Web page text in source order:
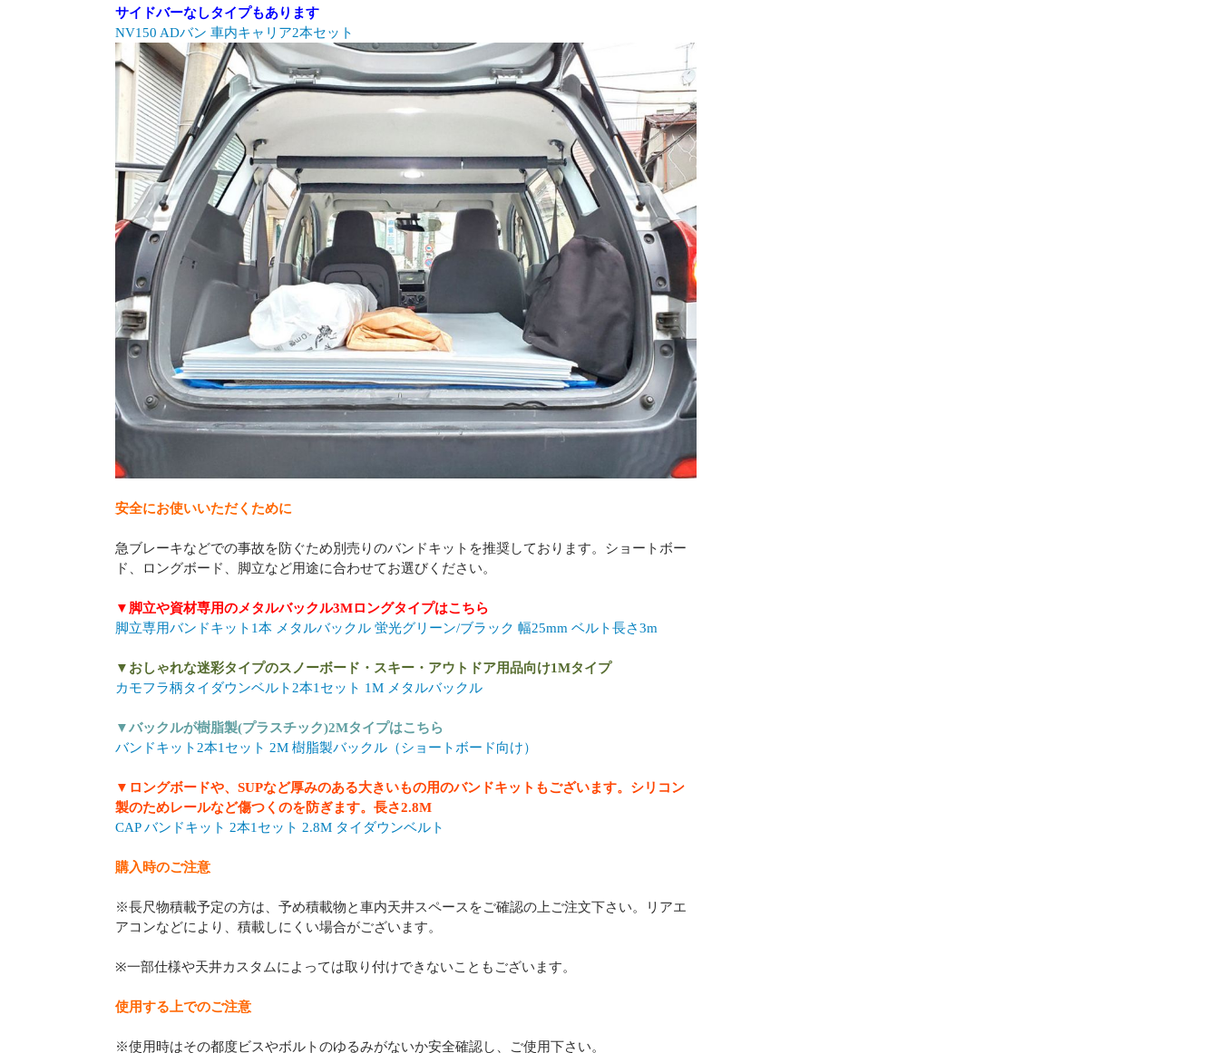
サイドバーなしタイプもあります
NV150 ADバン 車内キャリア2本セット
安全にお使いいただくために
急ブレーキなどでの事故を防ぐため別売りのバンドキットを推奨しております。ショートボー
ド、ロングボード、脚立など用途に合わせてお選びください。
▼脚立や資材専用のメタルバックル3Mロングタイプはこちら
脚立専用バンドキット1本 メタルバックル 蛍光グリーン/ブラック 幅25mm ベルト長さ3m
▼おしゃれな迷彩タイプのスノーボード・スキー・アウトドア用品向け1Mタイプ
カモフラ柄タイダウンベルト2本1セット 1M メタルバックル
▼バックルが樹脂製(プラスチック)2Mタイプはこちら
バンドキット2本1セット 2M 樹脂製バックル（ショートボード向け）
▼ロングボードや、SUPなど厚みのある大きいもの用のバンドキットもございます。シリコン
製のためレールなど傷つくのを防ぎます。長さ2.8M
CAP バンドキット 2本1セット 2.8M タイダウンベルト
購入時のご注意
※長尺物積載予定の方は、予め積載物と車内天井スペースをご確認の上ご注文下さい。リアエ
アコンなどにより、積載しにくい場合がございます。
※一部仕様や天井カスタムによっては取り付けできないこともございます。
使用する上でのご注意
※使用時はその都度ビスやボルトのゆるみがないか安全確認し、ご使用下さい。